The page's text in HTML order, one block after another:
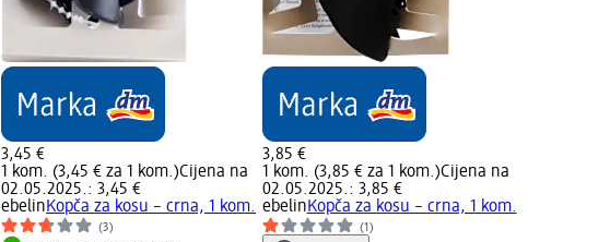
3,45 €
1 kom. (3,45 € za 1 kom.)Cijena na
02.05.2025.: 3,45 €
ebelinKopča za kosu – crna, 1 kom.
(3)
3,85 €
1 kom. (3,85 € za 1 kom.)Cijena na
02.05.2025.: 3,85 €
ebelinKopča za kosu – crna, 1 kom.
(1)